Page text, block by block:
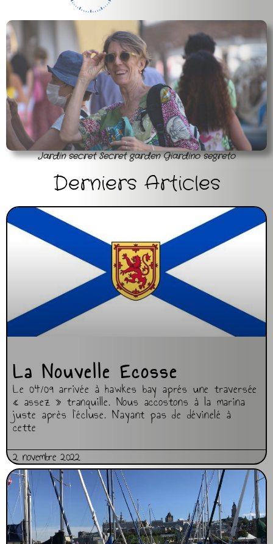
Jardin secret Secret garden Giardino segreto
Derniers Articles
La Nouvelle Ecosse
Le 04/09 arrivée à hawkes bay aprés une traversée
« assez » tranquille. Nous accostons à la marina
juste après l’écluse. N’ayant pas de dévinelé à
cette
2 novembre 2022